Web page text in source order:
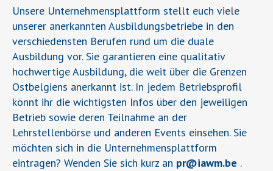
Unsere Unternehmensplattform stellt euch viele
unserer anerkannten Ausbildungsbetriebe in den
verschiedensten Berufen rund um die duale
Ausbildung vor. Sie garantieren eine qualitativ
hochwertige Ausbildung, die weit über die Grenzen
Ostbelgiens anerkannt ist. In jedem Betriebsprofil
könnt ihr die wichtigsten Infos über den jeweiligen
Betrieb sowie deren Teilnahme an der
Lehrstellenbörse und anderen Events einsehen. Sie
möchten sich in die Unternehmensplattform
eintragen? Wenden Sie sich kurz an pr@iawm.be .